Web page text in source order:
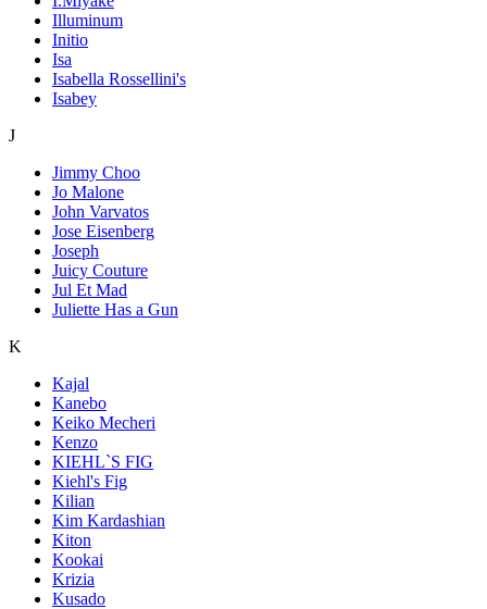
Illuminum
Initio
Isa
Isabella Rossellini's
Isabey
J
Jimmy Choo
Jo Malone
John Varvatos
Jose Eisenberg
Joseph
Juicy Couture
Jul Et Mad
Juliette Has a Gun
K
Kajal
Kanebo
Keiko Mecheri
Kenzo
KIEHL`S FIG
Kiehl's Fig
Kilian
Kim Kardashian
Kiton
Kookai
Krizia
Kusado